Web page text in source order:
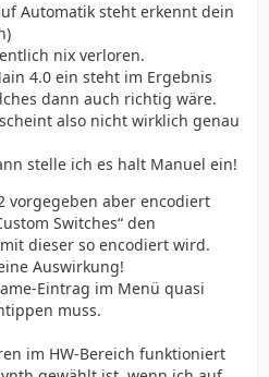
Automatik steht erkennt dein
nix verloren.
4.0 ein steht im Ergebnis
dann auch richtig wäre.
also nicht wirklich genau
stelle ich es halt Manuel ein!
vorgegeben aber encodiert
Switches“ den
dieser so encodiert wird.
Auswirkung!
Eintrag im Menü quasi
muss.
im HW-Bereich funktioniert